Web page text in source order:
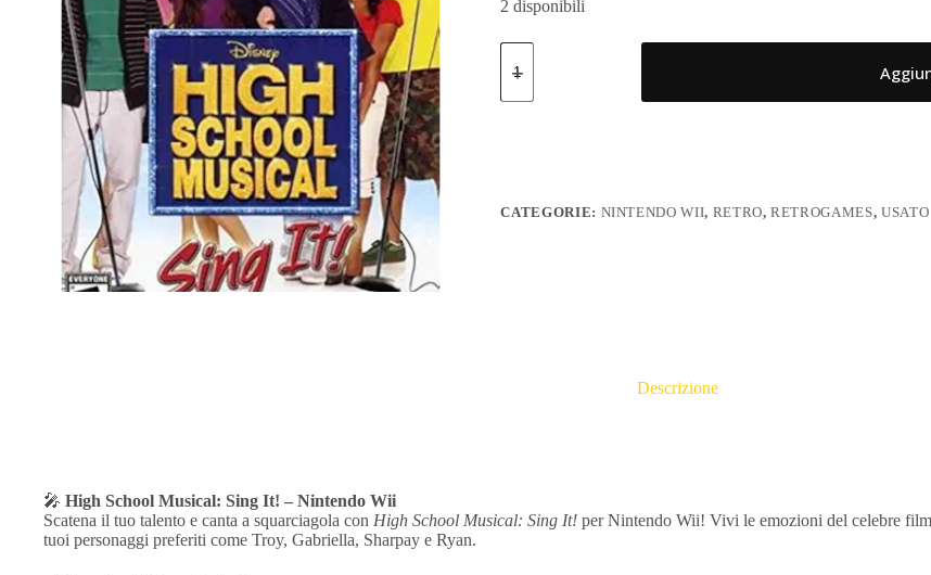
2 disponibili
High
School
Sing
CATEGORIE: NINTENDO WII, RETRO,RETROGAMES, USATO
Descrizione
🎤 High School Musical: Sing It! – Nintendo Wii
Scatena il tuo talento e canta a squarciagola con High School Musical: Sing It! per Nintendo Wii! Vivi le emozioni del celebre
tuoi personaggi preferiti come Troy, Gabriella, Sharpay e Ryan.